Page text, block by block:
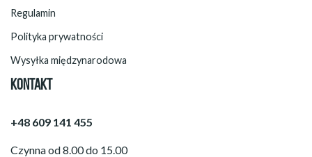
Regulamin
Polityka prywatności
Wysyłka międzynarodowa
KONTAKT
+48 609 141 455
Czynna od 8.00 do 15.00